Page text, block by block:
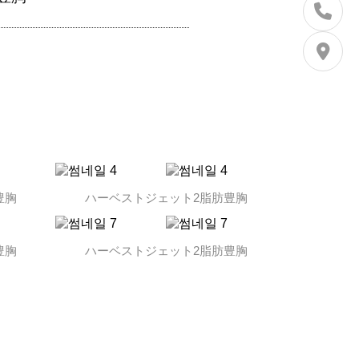
胸 ハーベストジェット2脂肪豊胸
胸 ハーベストジェット2脂肪豊胸